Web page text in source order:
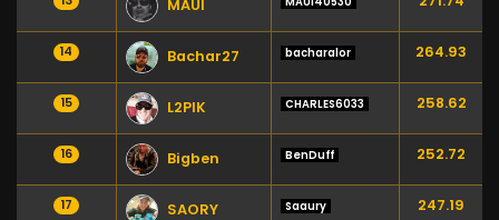
MAUI
14 Bachar27 bacharalor 264.93
15 L2PIK CHARLES6033 258.62
16 Bigben BenDuff 252.72
17 SAORY Saaury 247.19